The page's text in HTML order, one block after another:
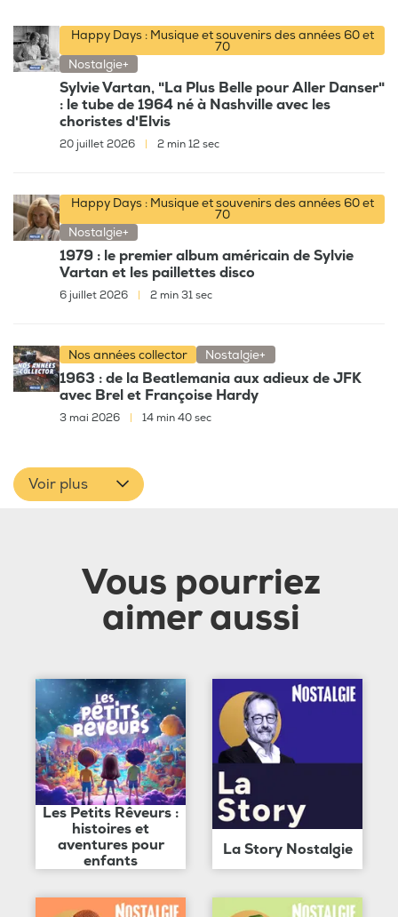
Happy Days : Musique et souvenirs des années 60 et
70
Nostalgie+
Sylvie Vartan, "La Plus Belle pour Aller Danser"
: le tube de 1964 né à Nashville avec les
choristes d'Elvis
20 juillet 2026 2 min 12 sec
Happy Days : Musique et souvenirs des années 60 et
70
Nostalgie+
1979 : le premier album américain de Sylvie
Vartan et les paillettes disco
6 juillet 2026 2 min 31 sec
Nos années collector Nostalgie+
1963 : de la Beatlemania aux adieux de JFK
avec Brel et Françoise Hardy
3 mai 2026 14 min 40 sec
Voir plus
Vous pourriez
aimer aussi
Les Petits Rêveurs :
histoires et
aventures pour
enfants
La Story Nostalgie